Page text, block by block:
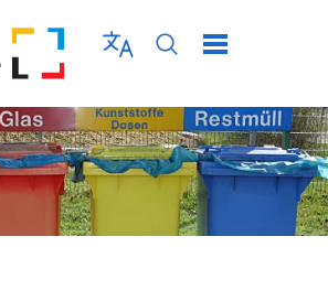
Sprache wählen
Seiten-Suche
Menü schließen